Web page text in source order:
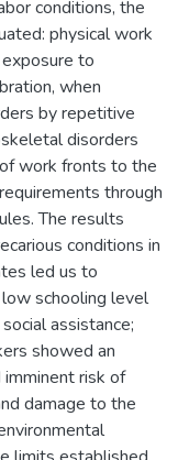
conditions, the
physical work
to
when
by repetitive
disorders
work fronts to the
through
The results
conditions in
led us to
schooling level
assistance;
showed an
risk of
damage to the